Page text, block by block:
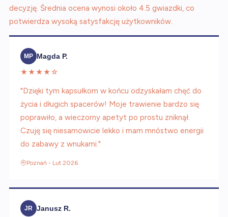
decyzję. Średnia ocena wynosi około 4.5 gwiazdki, co
potwierdza wysoką satysfakcję użytkowników.
MP Magda P.
★★★★☆
"Dzięki tym kapsułkom w końcu odzyskałam chęć do
życia i długich spacerów! Moje trawienie bardzo się
poprawiło, a wieczorny apetyt po prostu zniknął.
Czuję się niesamowicie lekko i mam mnóstwo energii
do zabawy z wnukami."
Poznań - Lut 2026
JR Janusz R.